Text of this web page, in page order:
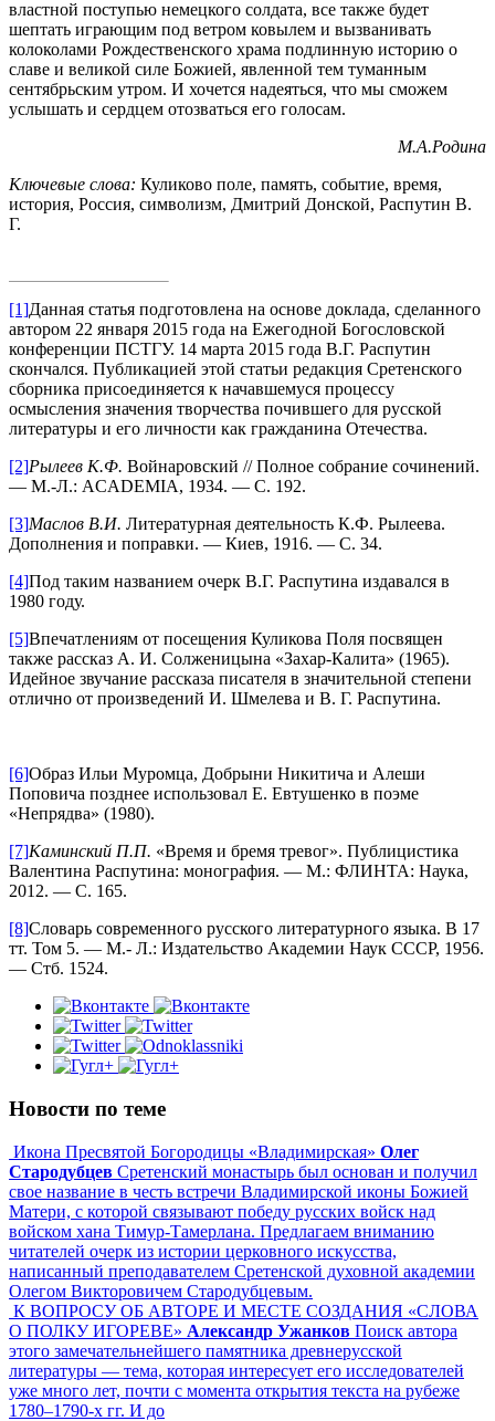
властной поступью немецкого сол­дата, все также будет
шептать играющим под ветром ковылем и вызванивать
колоколами Рождественского храма подлинную историю о
славе и великой силе Божией, явленной тем туман­ным
сентябрьским утром. И хочется надеяться, что мы сможем
услышать и сердцем отозваться его голосам.
М.А.Родина
Ключевые слова: Куликово поле, память, событие, время,
история, Россия, символизм, Дмитрий Донской, Распутин В.
Г.
[1]Данная статья подготовлена на основе доклада, сделанного
автором 22 января 2015 года на Ежегодной Богословской
конференции ПСТГУ. 14 марта 2015 года В.Г. Распутин
скончался. Публикацией этой статьи редакция Сретенского
сборника присоединяется к начавшемуся процессу
осмысления значения творчества почившего для русской
литературы и его личности как гражданина Отечества.
[2]Рылеев К.Ф. Войнаровский // Полное собрание сочинений.
― М.-Л.: ACADEMIA, 1934. ― С. 192.
[3]Маслов В.И. Литературная деятельность К.Ф. Рылеева.
Дополнения и поправки. ― Киев, 1916. ― С. 34.
[4]Под таким названием очерк В.Г. Распутина издавался в
1980 году.
[5]Впечатлениям от посещения Куликова Поля посвящен
также рассказ А. И. Солженицына «Захар-Калита» (1965).
Идейное звучание рассказа писателя в значительной степени
отлично от произведений И. Шмелева и В. Г. Распутина.
[6]Образ Ильи Муромца, Добрыни Никитича и Алеши
Поповича позднее использовал Е. Евтушенко в поэме
«Непрядва» (1980).
[7]Каминский П.П. «Время и бремя тревог». Публицистика
Валентина Распутина: монография. ― М.: ФЛИНТА: Наука,
2012. ― С. 165.
[8]Словарь современного русского литературного языка. В 17
тт. Том 5. ― М.- Л.: Издательство Академии Наук СССР, 1956.
― Стб. 1524.
Новости по теме
Икона Пресвятой Богородицы «Владимирская» Олег
Стародубцев Cретенский монастырь был основан и получил
свое название в честь встречи Владимирской иконы Божией
Матери, с которой связывают победу русских войск над
войском хана Тимур-Тамерлана. Предлагаем вниманию
читателей очерк из истории церковного искусства,
написанный преподавателем Сретенской духовной академии
Олегом Викторовичем Стародубцевым.
К ВОПРОСУ ОБ АВТОРЕ И МЕСТЕ СОЗДАНИЯ «СЛОВА
О ПОЛКУ ИГОРЕВЕ» Александр Ужанков Поиск автора
этого замечательнейшего памятника древнерусской
литературы — тема, которая интересует его исследователей
уже много лет, почти с момента открытия текста на рубеже
1780–1790-х гг. И до